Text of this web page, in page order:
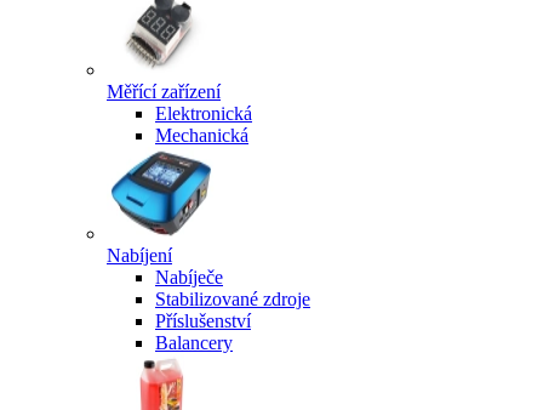
Měřící zařízení
Elektronická
Mechanická
Nabíjení
Nabíječe
Stabilizované zdroje
Příslušenství
Balancery